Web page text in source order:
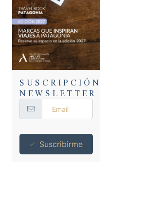
SUSCRIPCIÓN
NEWSLETTER
Suscribirme